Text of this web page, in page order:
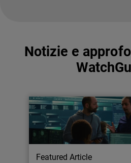
Notizie e
Featured Article